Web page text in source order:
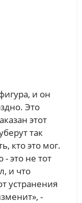
и он
Это
этот
так
кто это мог.
это не тот
и что
устранения
-